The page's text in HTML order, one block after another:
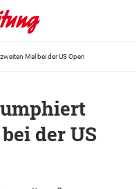
Mal bei der US Open
der US